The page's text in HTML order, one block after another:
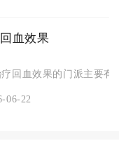
血效果
回血效果的门派主要
06-22